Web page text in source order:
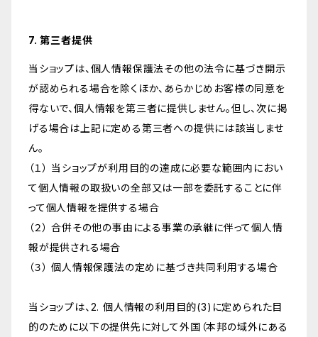
7. 第三者提供
当ショップは、個人情報保護法その他の法令に基づき開示
が認められる場合を除くほか、あらかじめお客様の同意を
得ないで、個人情報を第三者に提供しません。但し、次に掲
げる場合は上記に定める第三者への提供には該当しませ
ん。
（１） 当ショップが利用目的の達成に必要な範囲内におい
て個人情報の取扱いの全部又は一部を委託することに伴
って個人情報を提供する場合
（２） 合併その他の事由による事業の承継に伴って個人情
報が提供される場合
（３） 個人情報保護法の定めに基づき共同利用する場合
当ショップは、2. 個人情報の利用目的(3)に定められた目
的のために以下の提供先に対して外国（本邦の域外にある